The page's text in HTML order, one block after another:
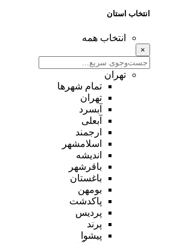
انتخاب استان
انتخاب همه
×
تهران
تمام شهر‌ها
تهران
آبسرد
آبعلی
ارجمند
اسلامشهر
اندیشه
باقرشهر
باغستان
بومهن
پاکدشت
پردیس
پرند
پیشوا